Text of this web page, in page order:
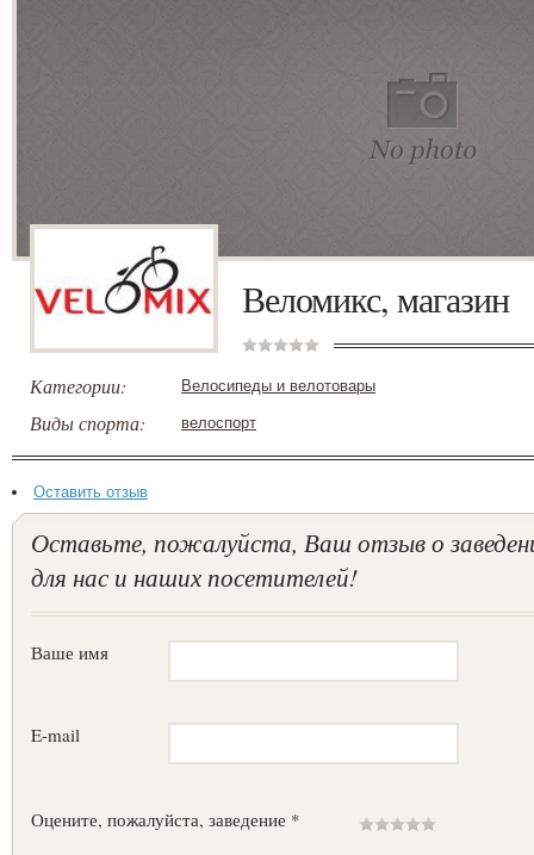
Веломикс, магазин
Категории: Велосипеды и велотовары
Виды спорта: велоспорт
Оставить отзыв
Оставьте, пожалуйста, Ваш отзыв о
для нас и наших посетителей!
Ваше имя
E-mail
Оцените, пожалуйста, заведение *